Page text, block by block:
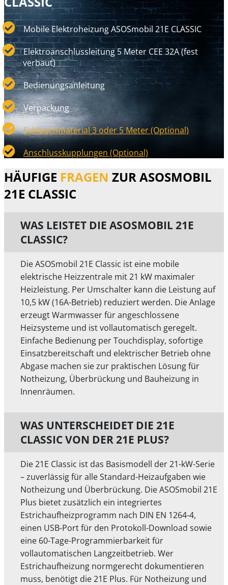
Mobile Elektroheizung ASOSmobil 21E CLASSIC
Elektroanschlussleitung 5 Meter CEE 32A (fest
verbaut)
Bedienungsanleitung
Verpackung
Schlauchmaterial 3 oder 5 Meter (Optional)
Anschlusskupplungen (Optional)
HÄUFIGE FRAGEN ZUR ASOSMOBIL
21E CLASSIC
WAS LEISTET DIE ASOSMOBIL 21E
CLASSIC?
Die ASOSmobil 21E Classic ist eine mobile
elektrische Heizzentrale mit 21 kW maximaler
Heizleistung. Per Umschalter kann die Leistung auf
10,5 kW (16A-Betrieb) reduziert werden. Die Anlage
erzeugt Warmwasser für angeschlossene
Heizsysteme und ist vollautomatisch geregelt.
Einfache Bedienung per Touchdisplay, sofortige
Einsatzbereitschaft und elektrischer Betrieb ohne
Abgase machen sie zur praktischen Lösung für
Notheizung, Überbrückung und Bauheizung in
Innenräumen.
WAS UNTERSCHEIDET DIE 21E
CLASSIC VON DER 21E PLUS?
Die 21E Classic ist das Basismodell der 21-kW-Serie
– zuverlässig für alle Standard-Heizaufgaben wie
Notheizung und Überbrückung. Die ASOSmobil 21E
Plus bietet zusätzlich ein integriertes
Estrichaufheizprogramm nach DIN EN 1264-4,
einen USB-Port für den Protokoll-Download sowie
eine 60-Tage-Programmierbarkeit für
vollautomatischen Langzeitbetrieb. Wer
Estrichaufheizung normgerecht dokumentieren
muss, benötigt die 21E Plus. Für Notheizung und